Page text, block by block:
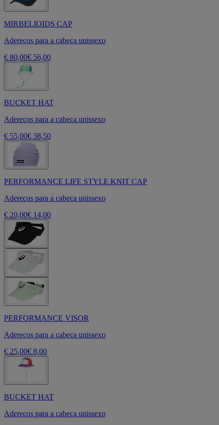
MIRBELIOIDS CAP
Adereços para a cabeça unissexo
€ 80,00€ 56,00
BUCKET HAT
Adereços para a cabeça unissexo
€ 55,00€ 38,50
PERFORMANCE LIFE STYLE KNIT CAP
Adereços para a cabeça unissexo
€ 20,00€ 14,00
PERFORMANCE VISOR
Adereços para a cabeça unissexo
€ 25,00€ 8,00
BUCKET HAT
Adereços para a cabeça unissexo